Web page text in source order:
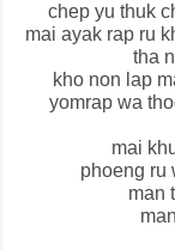
chep yu thuk
mai ayak rap ru
tha
kho non lap
yomrap wa
mai
phoeng ru
man